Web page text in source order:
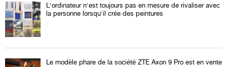
L'ordinateur n'est toujours pas en mesure de rivaliser avec
la personne lorsqu'il crée des peintures
Le modèle phare de la société ZTE Axon 9 Pro est en vente